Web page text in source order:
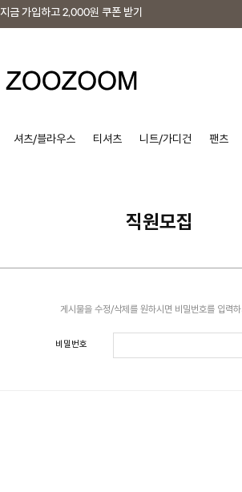
지금 가입하고 2,000원 쿠폰 받기
셔츠/블라우스 티셔츠 니트/가디건 팬츠
직원모집
게시물을 수정/삭제를 원하시면 비밀번호를 입력
비밀번호